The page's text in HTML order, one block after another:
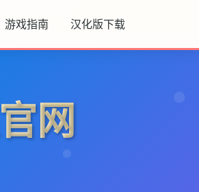
游戏指南 汉化版下载
网